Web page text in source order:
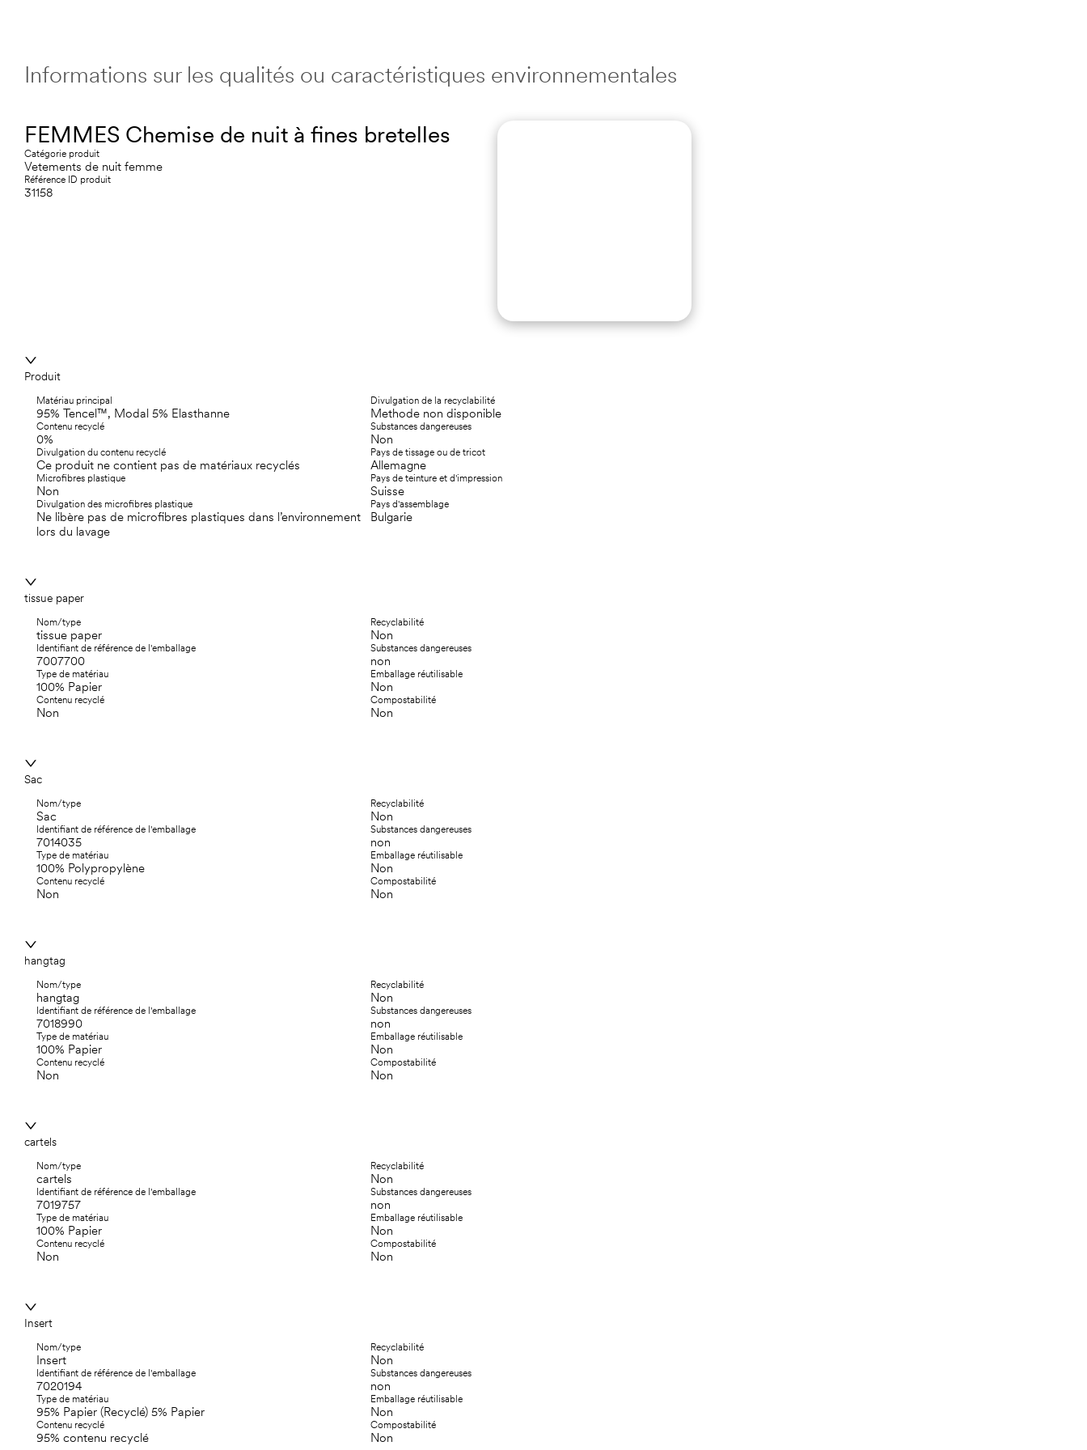
Informations sur les qualités ou caractéristiques environnementales
FEMMES Chemise de nuit à fines bretelles
Catégorie produit
Vetements de nuit femme
Référence ID produit
31158
Produit
Matériau principal
95% Tencel™, Modal 5% Elasthanne
Contenu recyclé
0%
Divulgation du contenu recyclé
Ce produit ne contient pas de matériaux recyclés
Microfibres plastique
Non
Divulgation des microfibres plastique
Ne libère pas de microfibres plastiques dans l’environnement
lors du lavage
Divulgation de la recyclabilité
Methode non disponible
Substances dangereuses
Non
Pays de tissage ou de tricot
Allemagne
Pays de teinture et d'impression
Suisse
Pays d'assemblage
Bulgarie
tissue paper
Nom/type
tissue paper
Identifiant de référence de l'emballage
7007700
Type de matériau
100% Papier
Contenu recyclé
Non
Recyclabilité
Non
Substances dangereuses
non
Emballage réutilisable
Non
Compostabilité
Non
Sac
Nom/type
Sac
Identifiant de référence de l'emballage
7014035
Type de matériau
100% Polypropylène
Contenu recyclé
Non
Recyclabilité
Non
Substances dangereuses
non
Emballage réutilisable
Non
Compostabilité
Non
hangtag
Nom/type
hangtag
Identifiant de référence de l'emballage
7018990
Type de matériau
100% Papier
Contenu recyclé
Non
Recyclabilité
Non
Substances dangereuses
non
Emballage réutilisable
Non
Compostabilité
Non
cartels
Nom/type
cartels
Identifiant de référence de l'emballage
7019757
Type de matériau
100% Papier
Contenu recyclé
Non
Recyclabilité
Non
Substances dangereuses
non
Emballage réutilisable
Non
Compostabilité
Non
Insert
Nom/type
Insert
Identifiant de référence de l'emballage
7020194
Type de matériau
95% Papier (Recyclé) 5% Papier
Contenu recyclé
95% contenu recyclé
Recyclabilité
Non
Substances dangereuses
non
Emballage réutilisable
Non
Compostabilité
Non